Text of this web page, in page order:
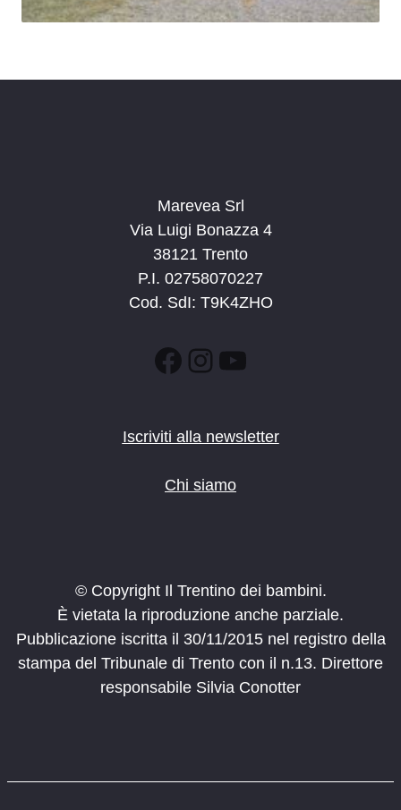
Marevea Srl
Via Luigi Bonazza 4
38121 Trento
P.I. 02758070227
Cod. SdI: T9K4ZHO
Facebook
Instagram
YouTube
Iscriviti alla newsletter
Chi siamo
© Copyright Il Trentino dei bambini.
È vietata la riproduzione anche parziale.
Pubblicazione iscritta il 30/11/2015 nel registro della
stampa del Tribunale di Trento con il n.13. Direttore
responsabile Silvia Conotter